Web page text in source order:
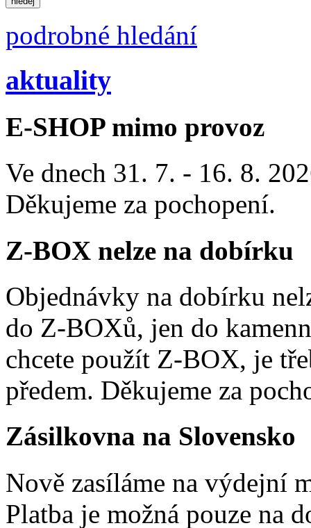
podrobné hledání
aktuality
E-SHOP mimo provoz
Ve dnech 31. 7. - 16. 8.
Děkujeme za pochopení.
Z-BOX nelze na dobírku
Objednávky na dobírku
do Z-BOXů, jen do
chcete použít Z-BOX, je
předem. Děkujeme za
Zásilkovna na Slovensko
Nově zasíláme na výdejní
Platba je možná pouze na